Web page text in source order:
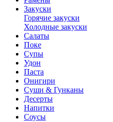
Закуски
Горячие закуски
Холодные закуски
Салаты
Поке
Супы
Удон
Паста
Онигири
Суши & Гунканы
Десерты
Напитки
Соусы